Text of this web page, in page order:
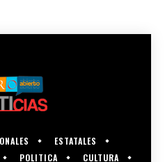
ESTATALES
POLITICA CULTURA